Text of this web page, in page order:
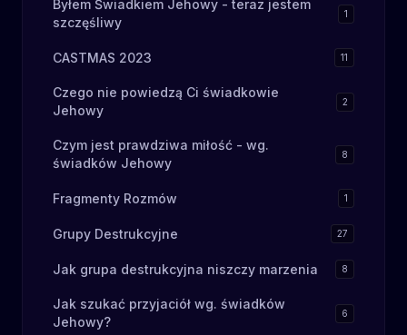
Byłem Świadkiem Jehowy - teraz jestem
szczęśliwy
1
CASTMAS 2023 11
Czego nie powiedzą Ci świadkowie
Jehowy
2
Czym jest prawdziwa miłość - wg.
świadków Jehowy
8
Fragmenty Rozmów 1
Grupy Destrukcyjne 27
Jak grupa destrukcyjna niszczy marzenia 8
Jak szukać przyjaciół wg. świadków
Jehowy?
6